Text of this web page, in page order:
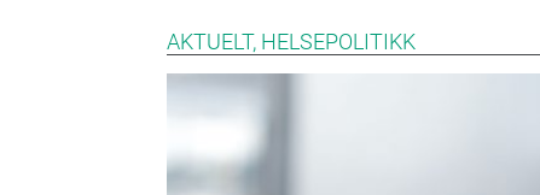
AKTUELT HELSEPOLITIKK